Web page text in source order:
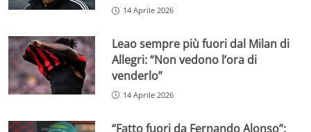
14 Aprile 2026
Leao sempre più fuori dal Milan di
Allegri: “Non vedono l’ora di
venderlo”
14 Aprile 2026
“Fatto fuori da Fernando Alonso”: